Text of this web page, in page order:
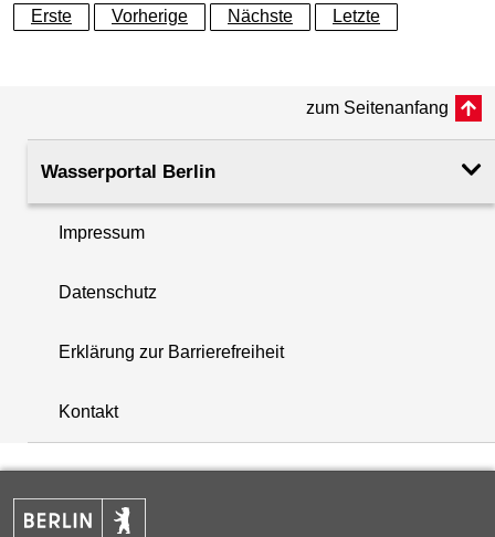
+
−
Erste
Vorherige Nächste Letzte
zum Seitenanfang
Wasserportal Berlin
Impressum
Datenschutz
Erklärung zur Barrierefreiheit
Kontakt